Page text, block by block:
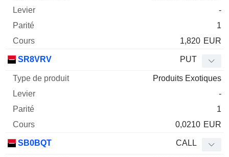
-
1
1,820 EUR
SR8VRV PUT
Produits Exotiques
-
1
0,0210 EUR
SB0BQT CALL